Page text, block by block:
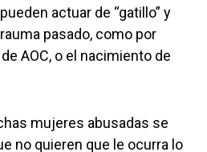
actuar de “gatillo” y
pasado, como por
AOC, o el nacimiento de
mujeres abusadas se
no quieren que le ocurra lo